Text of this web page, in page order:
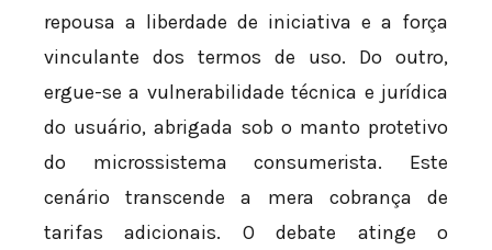
repousa a liberdade de iniciativa e a força
vinculante dos termos de uso. Do outro,
ergue-se a vulnerabilidade técnica e jurídica
do usuário, abrigada sob o manto protetivo
do microssistema consumerista. Este
cenário transcende a mera cobrança de
tarifas adicionais. O debate atinge o